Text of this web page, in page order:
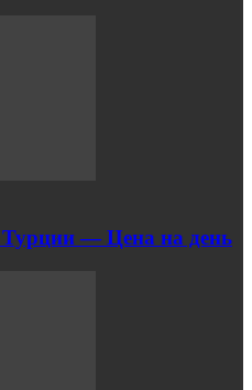
— Цена на день